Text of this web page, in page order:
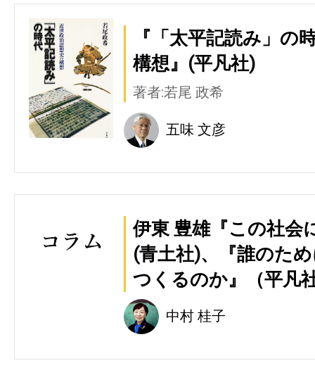
『「太平記読み」の
構想』(平凡社)
著者:若尾 政希
五味 文彦
伊東 豊雄『この社会
(青土社)、『誰のた
つくるのか』（平凡
中村 桂子